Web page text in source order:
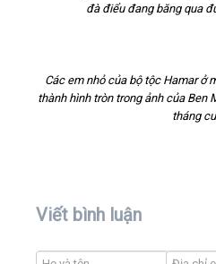
đà điểu đang băng qua
Các em nhỏ của bộ tộc Hamar ở
thành hình tròn trong ảnh của Ben
tháng
Viết bình luận